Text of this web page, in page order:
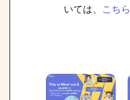
いては、 こちら